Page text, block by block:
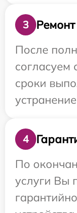
3
После
согласуем
сроки
4
По
услуги Вы